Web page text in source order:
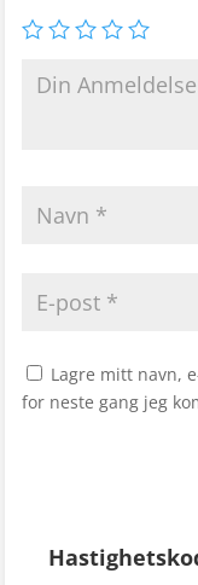
Lagre mitt navn,
for neste gang jeg